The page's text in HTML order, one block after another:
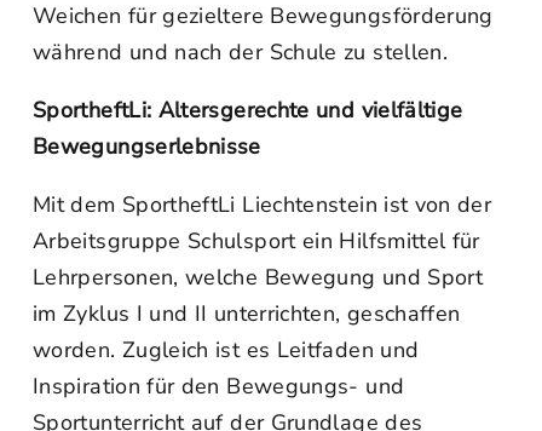
Weichen für gezieltere Bewegungsförderung
während und nach der Schule zu stellen.
SportheftLi: Altersgerechte und vielfältige
Bewegungserlebnisse
Mit dem SportheftLi Liechtenstein ist von der
Arbeitsgruppe Schulsport ein Hilfsmittel für
Lehrpersonen, welche Bewegung und Sport
im Zyklus I und II unterrichten, geschaffen
worden. Zugleich ist es Leitfaden und
Inspiration für den Bewegungs- und
Sportunterricht auf der Grundlage des